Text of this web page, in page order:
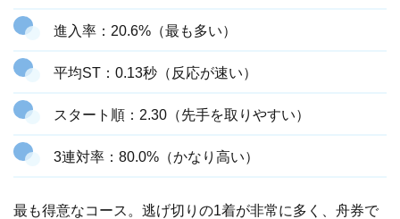
進入率：20.6%（最も多い）
平均ST：0.13秒（反応が速い）
スタート順：2.30（先手を取りやすい）
3連対率：80.0%（かなり高い）
最も得意なコース。逃げ切りの1着が非常に多く、舟券で